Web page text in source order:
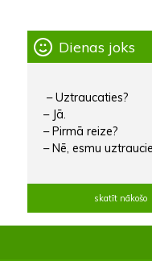
Dienas joks
– Uztraucaties?
– Jā.
– Pirmā reize?
– Nē, esmu
skatīt nākošo